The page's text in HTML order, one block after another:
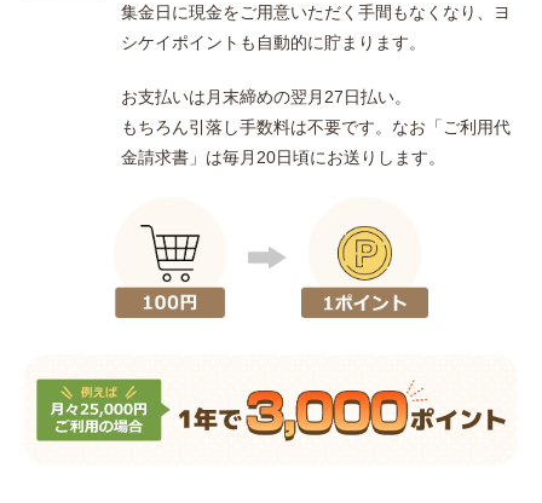
集金日に現金をご用意いただく手間もなくなり、ヨ
シケイポイントも自動的に貯まります。
お支払いは月末締めの翌月27日払い。
もちろん引落し手数料は不要です。なお「ご利用代
金請求書」は毎月20日頃にお送りします。